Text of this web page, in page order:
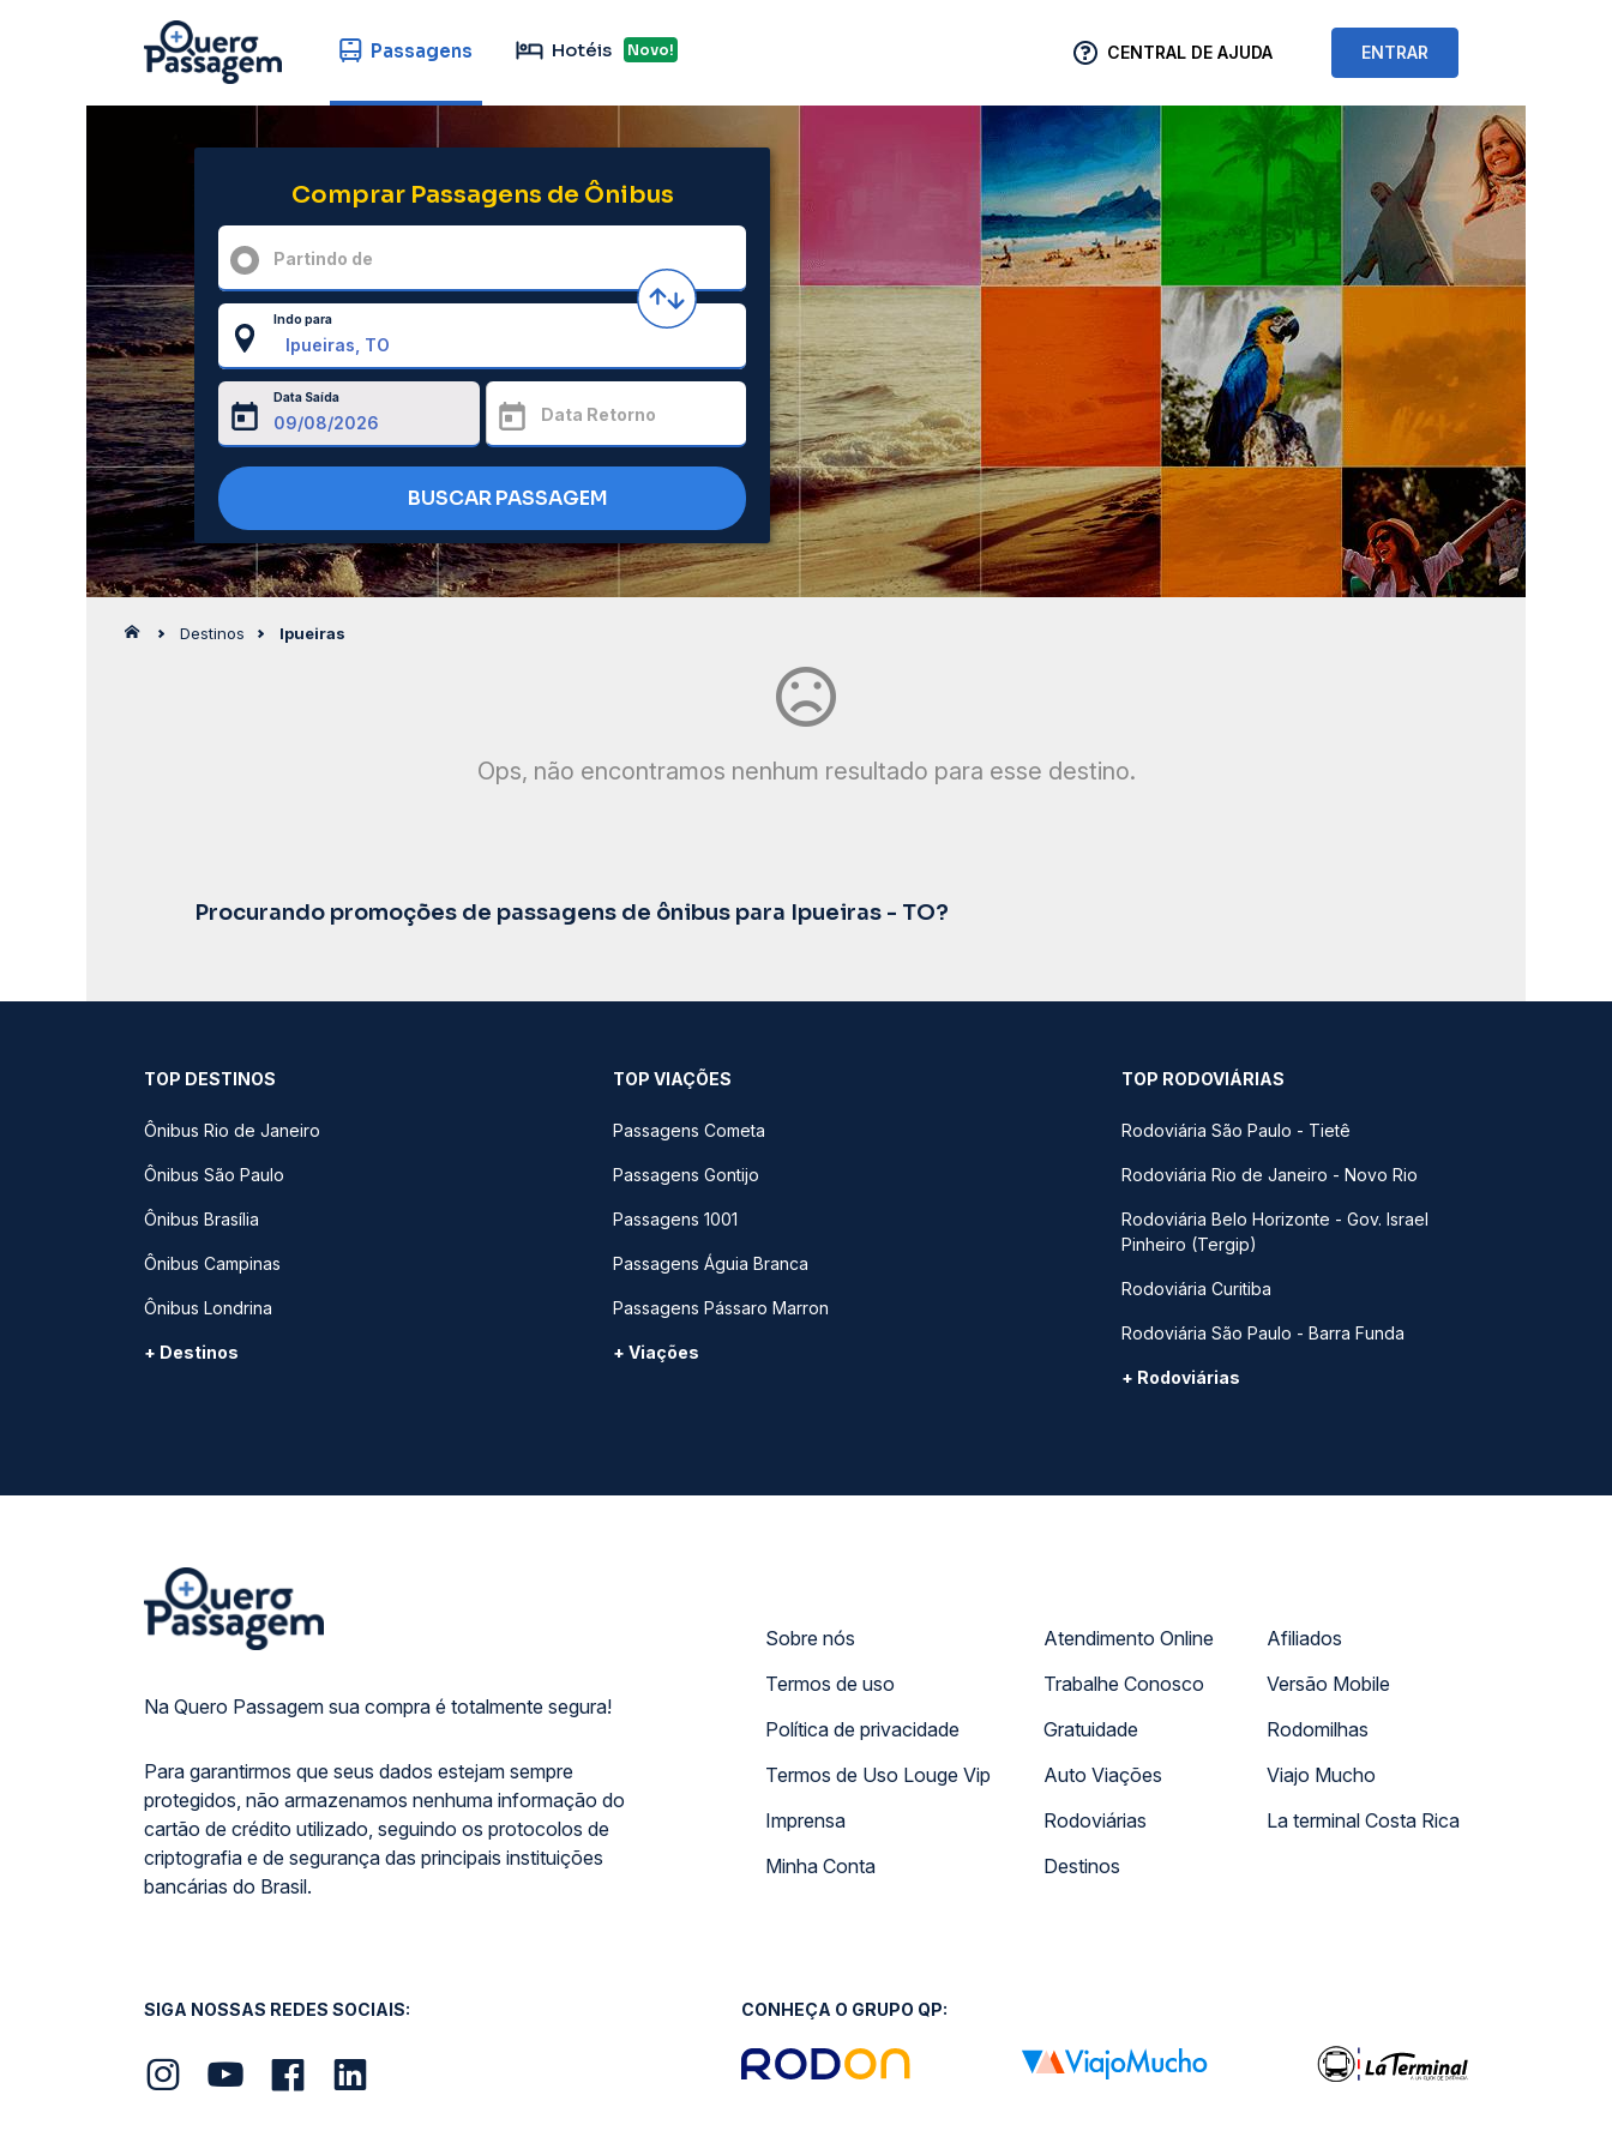
Passagens Hotéis Novo! CENTRAL DE AJUDA ENTRAR
Comprar Passagens de Ônibus
Partindo de
Indo para
Data Saída
Data Retorno
BUSCAR PASSAGEM
Destinos Ipueiras
Ops, não encontramos nenhum resultado para esse destino.
Procurando promoções de passagens de ônibus para Ipueiras - TO?
TOP DESTINOS
Ônibus Rio de Janeiro
Ônibus São Paulo
Ônibus Brasília
Ônibus Campinas
Ônibus Londrina
+ Destinos
TOP VIAÇÕES
Passagens Cometa
Passagens Gontijo
Passagens 1001
Passagens Águia Branca
Passagens Pássaro Marron
+ Viações
TOP RODOVIÁRIAS
Rodoviária São Paulo - Tietê
Rodoviária Rio de Janeiro - Novo Rio
Rodoviária Belo Horizonte - Gov. Israel
Pinheiro (Tergip)
Rodoviária Curitiba
Rodoviária São Paulo - Barra Funda
+ Rodoviárias
Na Quero Passagem sua compra é totalmente segura!
Para garantirmos que seus dados estejam sempre
protegidos, não armazenamos nenhuma informação do
cartão de crédito utilizado, seguindo os protocolos de
criptografia e de segurança das principais instituições
bancárias do Brasil.
Sobre nós
Termos de uso
Política de privacidade
Termos de Uso Louge Vip
Imprensa
Minha Conta
Atendimento Online
Trabalhe Conosco
Gratuidade
Auto Viações
Rodoviárias
Destinos
Afiliados
Versão Mobile
Rodomilhas
Viajo Mucho
La terminal Costa Rica
SIGA NOSSAS REDES SOCIAIS: CONHEÇA O GRUPO QP: